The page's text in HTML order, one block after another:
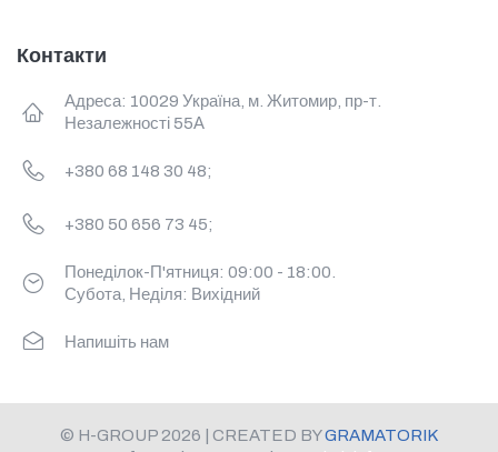
Контакти
Адреса: 10029 Україна, м. Житомир, пр-т.
Незалежності 55А
+380 68 148 30 48;
+380 50 656 73 45;
Понеділок-П'ятниця: 09:00 - 18:00.
Субота, Неділя: Вихідний
Напишіть нам
© H-GROUP 2026 | CREATED BYGRAMATORIK